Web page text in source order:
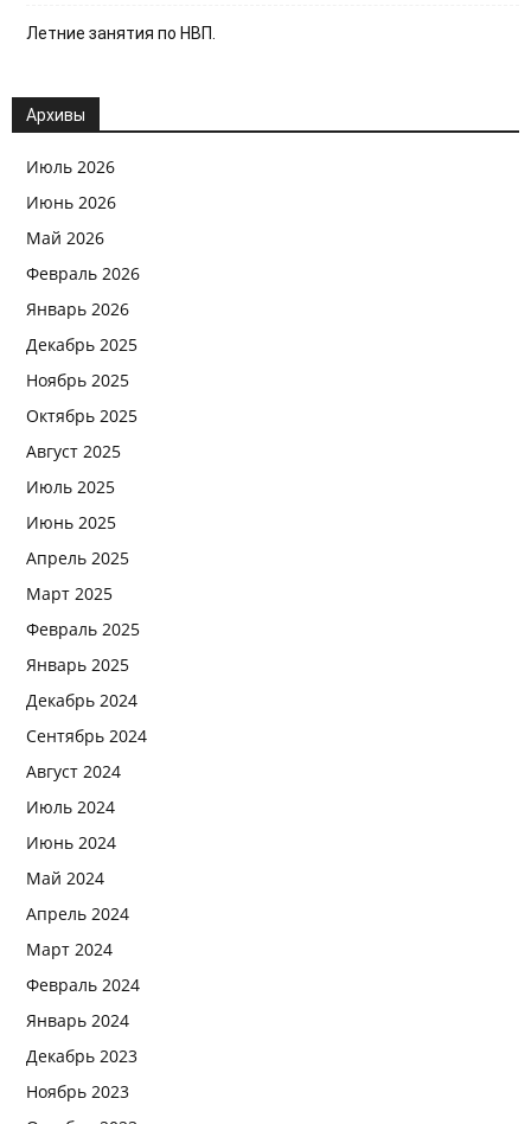
Летние занятия по НВП.
Архивы
Июль 2026
Июнь 2026
Май 2026
Февраль 2026
Январь 2026
Декабрь 2025
Ноябрь 2025
Октябрь 2025
Август 2025
Июль 2025
Июнь 2025
Апрель 2025
Март 2025
Февраль 2025
Январь 2025
Декабрь 2024
Сентябрь 2024
Август 2024
Июль 2024
Июнь 2024
Май 2024
Апрель 2024
Март 2024
Февраль 2024
Январь 2024
Декабрь 2023
Ноябрь 2023